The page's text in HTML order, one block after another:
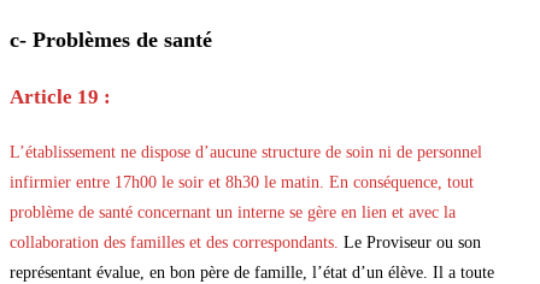
c- Problèmes de santé
Article 19 :
L’établissement ne dispose d’aucune structure de soin ni de personnel
infirmier entre 17h00 le soir et 8h30 le matin. En conséquence, tout
problème de santé concernant un interne se gère en lien et avec la
collaboration des familles et des correspondants. Le Proviseur ou son
représentant évalue, en bon père de famille, l’état d’un élève. Il a toute